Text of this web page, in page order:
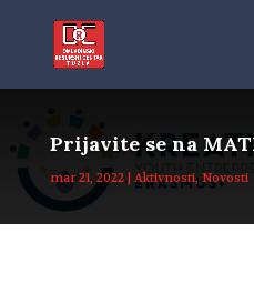
Prijavite se na
mar 21, 2022| Aktivnosti, Novosti